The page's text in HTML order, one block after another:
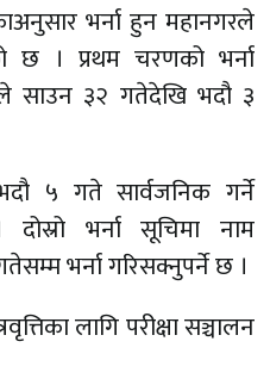
भर्ना हुन महानगरले
छ । प्रथम चरणको भर्ना
साउन ३२ गतेदेखि भदौ ३
५ गते सार्वजनिक गर्ने
भर्ना सूचिमा नाम
भर्ना गरिसक्नुपर्ने छ ।
लागि परीक्षा सञ्चालन